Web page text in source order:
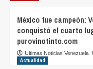
México fue campeón:
conquistó el cuarto
purovinotinto.com
Ultimas Noticias Venezuela
Actualidad